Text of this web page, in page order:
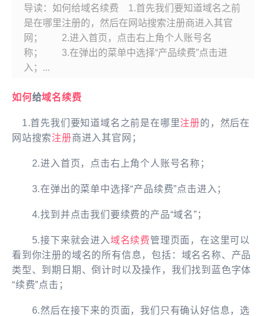
导读：如何给域名续费 1.首先我们要知道域名之前
是在哪里注册的，然后在网站搜索注册商进入其官
网； 2.进入首页，点击右上角个人账号名
称； 3.在弹出的菜单中选择“产品续费”点击进
入；...
如何给域名续费
1.首先我们要知道域名之前是在哪里注册的，然后在
网站搜索注册商进入其官网；
2.进入首页，点击右上角个人账号名称；
3.在弹出的菜单中选择“产品续费”点击进入；
4.找到并点击我们要续费的产品“域名”；
5.接下来就会进入域名续费管理页面，在这里可以
看到你注册的域名的所有信息，包括：域名名称、产品
类型、到期日期、倒计时以及操作，我们找到蓝色字体
“续费”点击；
6.然后在接下来的页面，我们只有确认好信息，选